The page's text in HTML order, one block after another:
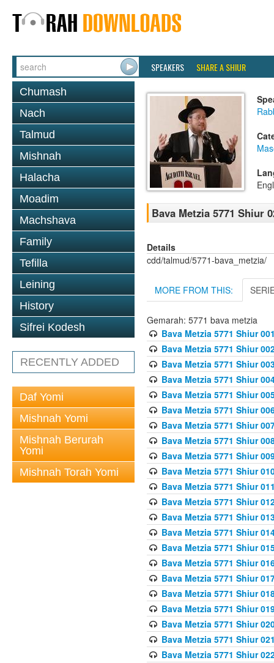
SPEAKERS SHARE A SHIUR
Chumash
Nach
Talmud
Mishnah
Halacha
Moadim
Machshava
Family
Tefilla
Leining
History
Sifrei Kodesh
RECENTLY ADDED
Daf Yomi
Mishnah Yomi
Mishnah Berurah
Yomi
Mishnah Torah Yomi
Bava Metzia 5771 Shiur
Details
cdd/talmud/5771-bava_metzia/
MORE FROM THIS:
Gemarah: 5771 bava metzia
Bava Metzia 5771 Shiur
Bava Metzia 5771 Shiur
Bava Metzia 5771 Shiur
Bava Metzia 5771 Shiur
Bava Metzia 5771 Shiur
Bava Metzia 5771 Shiur
Bava Metzia 5771 Shiur
Bava Metzia 5771 Shiur
Bava Metzia 5771 Shiur
Bava Metzia 5771 Shiur
Bava Metzia 5771 Shiur
Bava Metzia 5771 Shiur
Bava Metzia 5771 Shiur
Bava Metzia 5771 Shiur
Bava Metzia 5771 Shiur
Bava Metzia 5771 Shiur
Bava Metzia 5771 Shiur
Bava Metzia 5771 Shiur
Bava Metzia 5771 Shiur
Bava Metzia 5771 Shiur
Bava Metzia 5771 Shiur
Bava Metzia 5771 Shiur